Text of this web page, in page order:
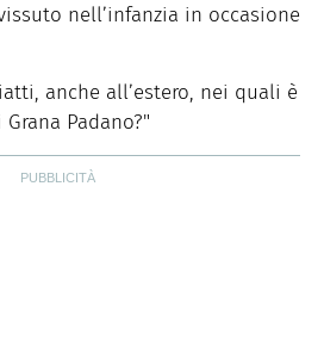
nell’infanzia in occasione
anche all’estero, nei quali è
Padano?"